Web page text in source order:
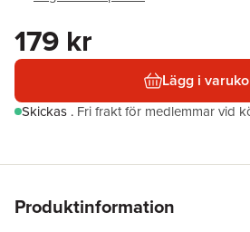
179 kr
Lägg i
Skickas . Fri frakt för medlemmar vid
Produktinformation